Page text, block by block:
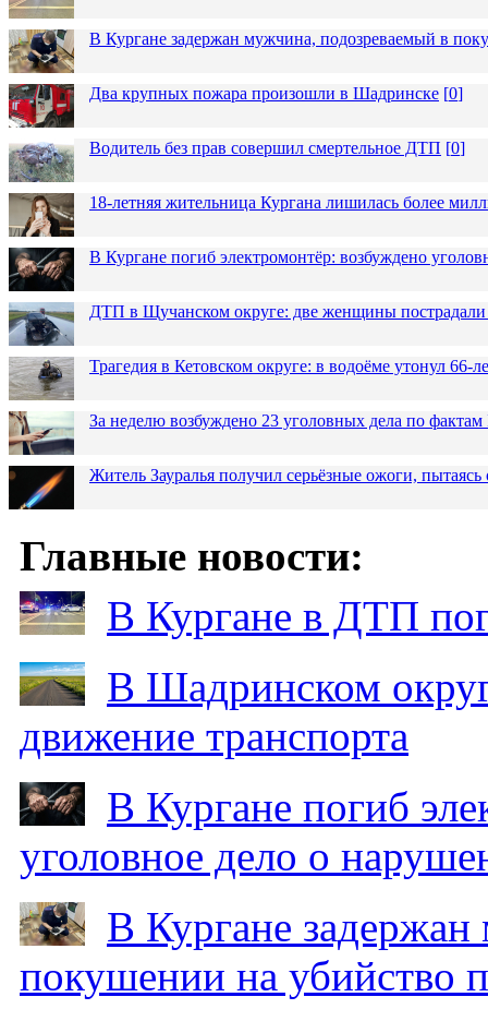
В Кургане задержан мужчина, подозреваемый в
Два крупных пожара произошли в Шадринске [0]
Водитель без прав совершил смертельное ДТП [0]
18-летняя жительница Кургана лишилась более
В Кургане погиб электромонтёр: возбуждено
ДТП в Щучанском округе: две женщины пострадали
Трагедия в Кетовском округе: в водоёме утонул 66-
За неделю возбуждено 23 уголовных дела по
Житель Зауралья получил серьёзные ожоги, пытаясь
Главные новости:
В Кургане в ДТП
В Шадринском
движение транспорта
В Кургане погиб
уголовное дело о
В Кургане
покушении на убийство